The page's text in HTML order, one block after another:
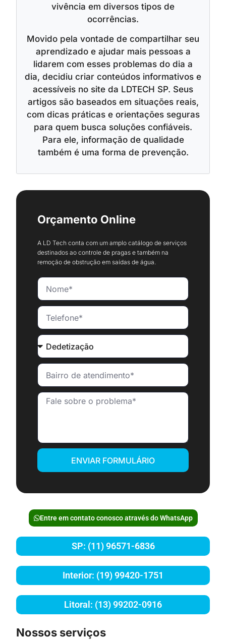
vivência em diversos tipos de
ocorrências.
Movido pela vontade de compartilhar seu
aprendizado e ajudar mais pessoas a
lidarem com esses problemas do dia a
dia, decidiu criar conteúdos informativos e
acessíveis no site da LDTECH SP. Seus
artigos são baseados em situações reais,
com dicas práticas e orientações seguras
para quem busca soluções confiáveis.
Para ele, informação de qualidade
também é uma forma de prevenção.
Orçamento Online
A LD Tech conta com um amplo catálogo de serviços
destinados ao controle de pragas e também na
remoção de obstrução em saídas de água.
ENVIAR FORMULÁRIO
Entre em contato conosco através do WhatsApp
SP: (11) 96571-6836
Interior: (19) 99420-1751
Litoral: (13) 99202-0916
Nossos serviços